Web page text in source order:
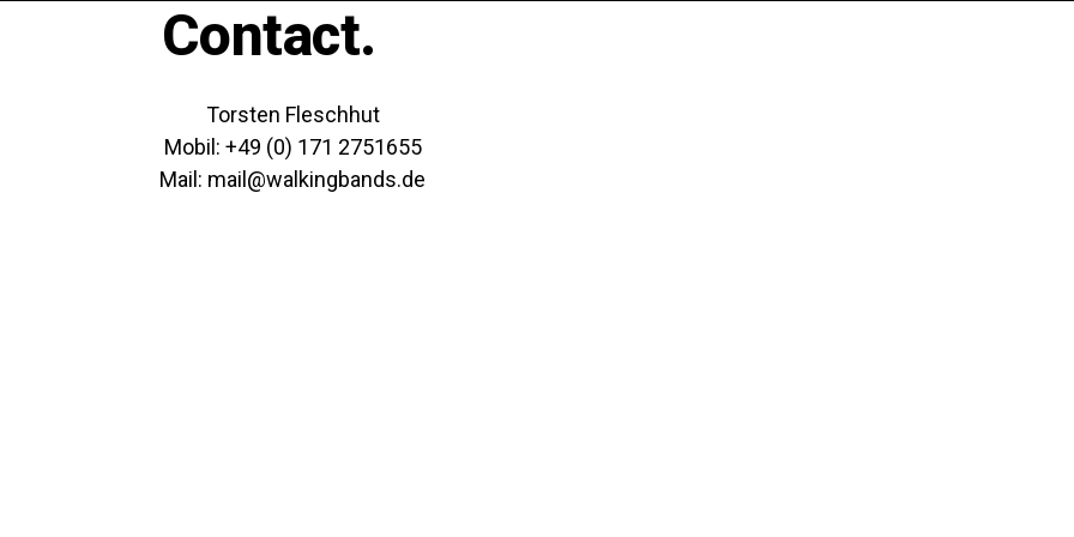
Contact.
Torsten Fleschhut
Mobil: +49 (0) 171 2751655
Mail: mail@walkingbands.de